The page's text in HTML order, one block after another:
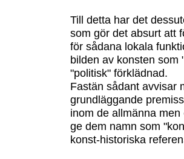
Till detta har det
som gör det absurt att
för sådana lokala
bilden av konsten som
"politisk" förklädnad.
Fastän sådant avvisar
grundläggande
inom de allmänna
ge dem namn som
konst-historiska